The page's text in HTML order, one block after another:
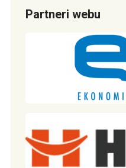
Partneri webu